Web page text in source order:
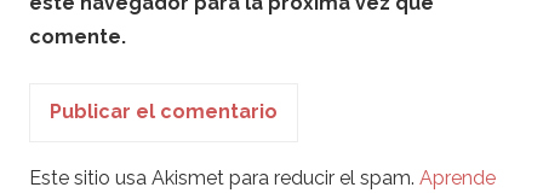
comente.
Este sitio usa Akismet para reducir el spam. Aprende